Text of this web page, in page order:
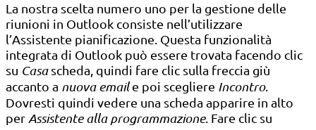
La nostra scelta numero uno per la gestione delle
riunioni in Outlook consiste nell’utilizzare
l’Assistente pianificazione. Questa funzionalità
integrata di Outlook può essere trovata facendo clic
su Casascheda, quindi fare clic sulla freccia giù
accanto a nuova emaile poi scegliere Incontro.
Dovresti quindi vedere una scheda apparire in alto
perAssistente alla programmazione. Fare clic su